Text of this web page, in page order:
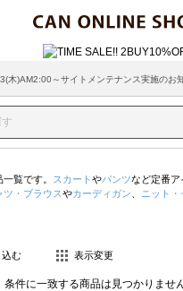
木)AM2:00～サイトメンテナンス実施のお
覧です。 スカート やパンツなど定番ア
ツ・ブラウスやカーディガン ニット・
込む 表示変更
条件に一致する商品は見つかりませ